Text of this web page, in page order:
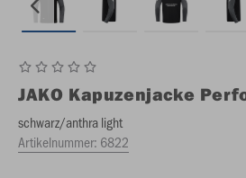
JAKO Kapuzenjacke
schwarz/anthra light
Artikelnummer: 6822